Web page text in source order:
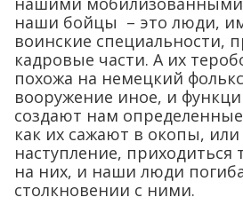
наши бойцы – это люди,
воинские специальности,
кадровые части. А их
похожа на немецкий
вооружение иное, и
создают нам
как их сажают в окопы,
наступление, приходиться
на них, и наши люди
столкновении с ними.